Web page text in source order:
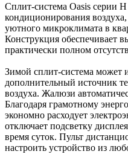
Сплит-система Oasis серии
кондиционирования
уютного микроклимата в
Конструкция обеспечивает
практически полном
Зимой сплит-система может
дополнительный источник
воздуха. Жалюзи
Благодаря грамотному
экономно расходует
отключает подсветку
время суток. Пульт
настроить устройство из